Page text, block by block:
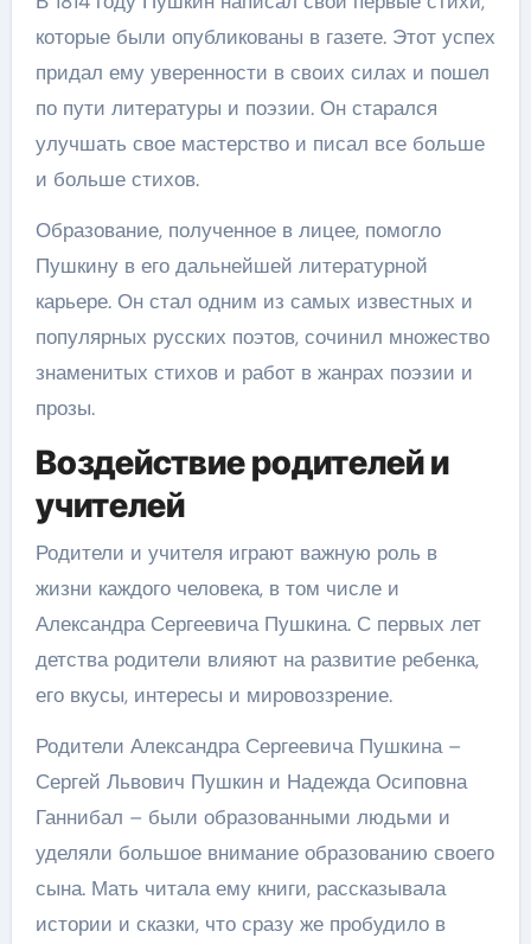
которые были опубликованы в газете. Этот успех
придал ему уверенности в своих силах и пошел
по пути литературы и поэзии. Он старался
улучшать свое мастерство и писал все больше
и больше стихов.
Образование, полученное в лицее, помогло
Пушкину в его дальнейшей литературной
карьере. Он стал одним из самых известных и
популярных русских поэтов, сочинил множество
знаменитых стихов и работ в жанрах поэзии и
прозы.
Воздействие родителей и
учителей
Родители и учителя играют важную роль в
жизни каждого человека, в том числе и
Александра Сергеевича Пушкина. С первых лет
детства родители влияют на развитие ребенка,
его вкусы, интересы и мировоззрение.
Родители Александра Сергеевича Пушкина –
Сергей Львович Пушкин и Надежда Осиповна
Ганнибал – были образованными людьми и
уделяли большое внимание образованию своего
сына. Мать читала ему книги, рассказывала
истории и сказки, что сразу же пробудило в